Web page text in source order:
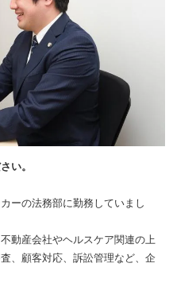
い。
ーの法務部に勤務していまし
動産会社やヘルスケア関連の上
、顧客対応、訴訟管理など、企